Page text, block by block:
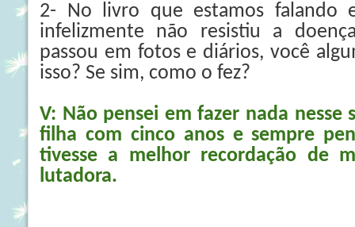
2- No livro que estamos falando
infelizmente não resistiu a
passou em fotos e diários, você
isso? Se sim, como o fez?
V: Não pensei em fazer nada
filha com cinco anos e sempre
tivesse a melhor recordação de
lutadora.